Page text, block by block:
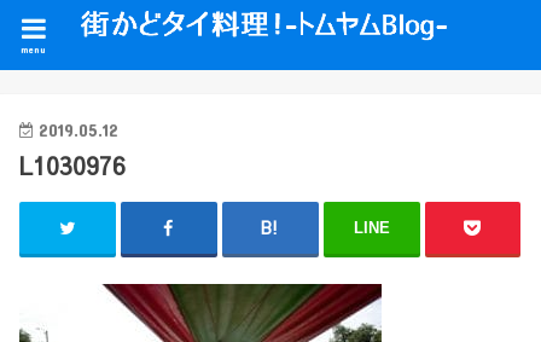
menu
2019.05.12
L1030976
LINE